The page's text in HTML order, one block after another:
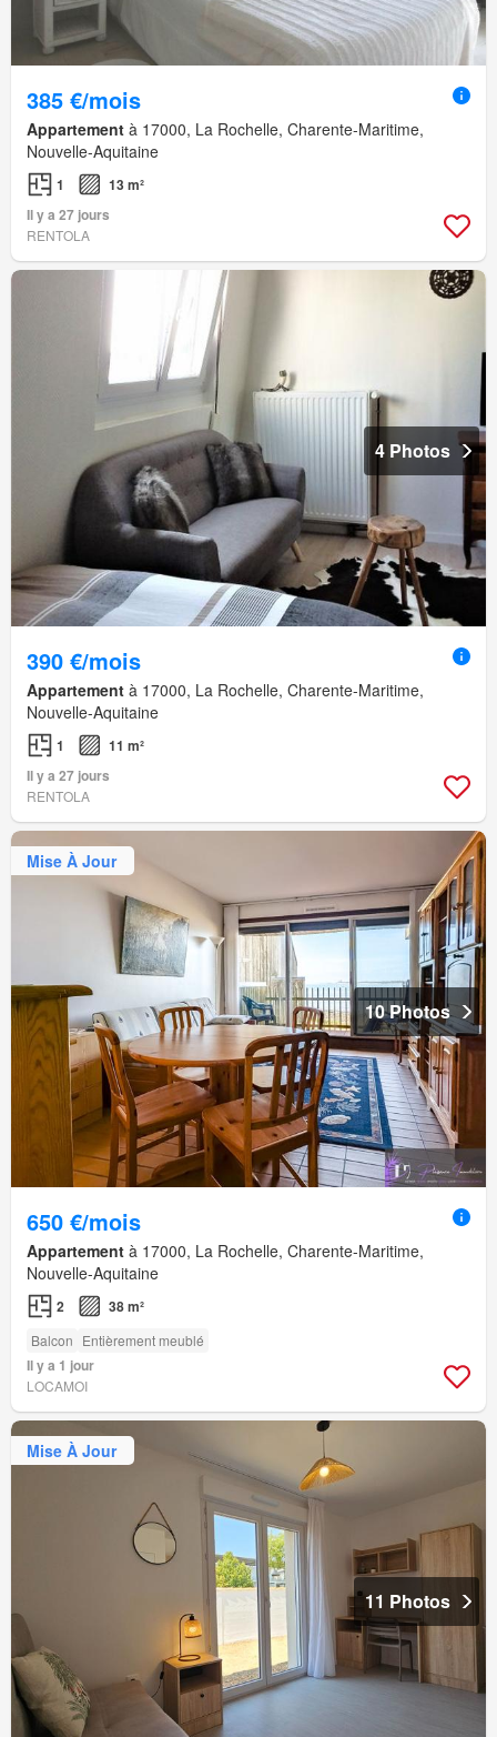
385 €/mois
Appartement à 17000, La Rochelle, Charente-Maritime,
Nouvelle-Aquitaine
1
13 m²
Il y a 27 jours
RENTOLA
4 Photos
390 €/mois
Appartement à 17000, La Rochelle, Charente-Maritime,
Nouvelle-Aquitaine
1
11 m²
Il y a 27 jours
RENTOLA
Mise À Jour
10 Photos
650 €/mois
Appartement à 17000, La Rochelle, Charente-Maritime,
Nouvelle-Aquitaine
2 38 m²
Balcon Entièrement meublé
Il y a 1 jour
LOCAMOI
Mise À Jour
11 Photos